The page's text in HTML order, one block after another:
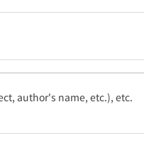
author's name, etc.), etc.